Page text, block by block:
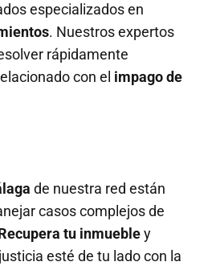
especializados en
. Nuestros expertos
rápidamente
con el impago de
de nuestra red están
casos complejos de
tu inmuebley
esté de tu lado con la